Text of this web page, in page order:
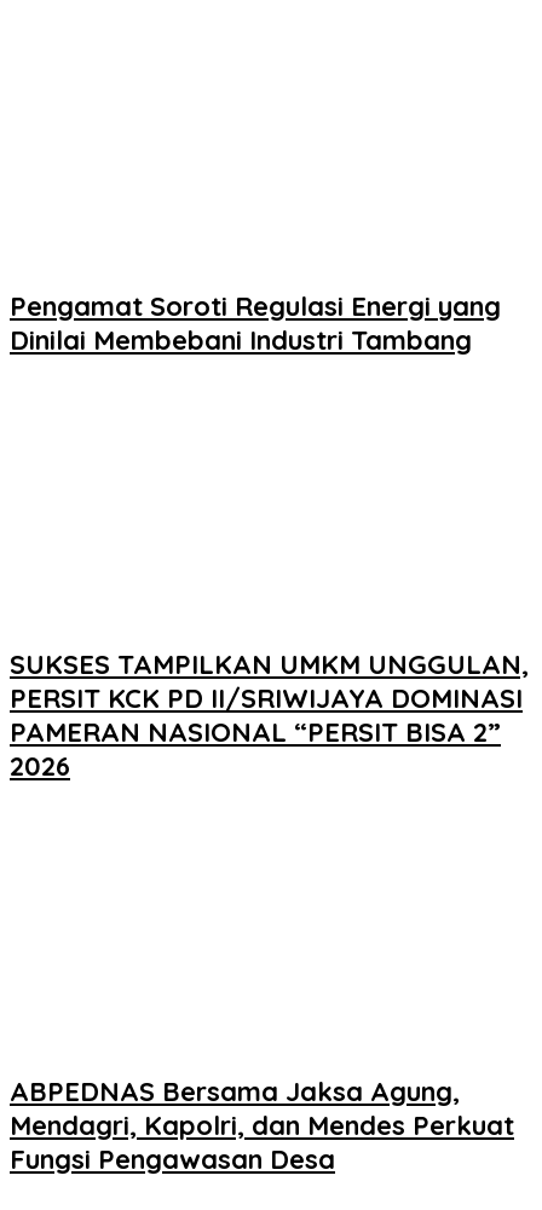
Pengamat Soroti Regulasi Energi yang
Dinilai Membebani Industri Tambang
SUKSES TAMPILKAN UMKM UNGGULAN,
PERSIT KCK PD II/SRIWIJAYA DOMINASI
PAMERAN NASIONAL “PERSIT BISA 2”
2026
ABPEDNAS Bersama Jaksa Agung,
Mendagri, Kapolri, dan Mendes Perkuat
Fungsi Pengawasan Desa